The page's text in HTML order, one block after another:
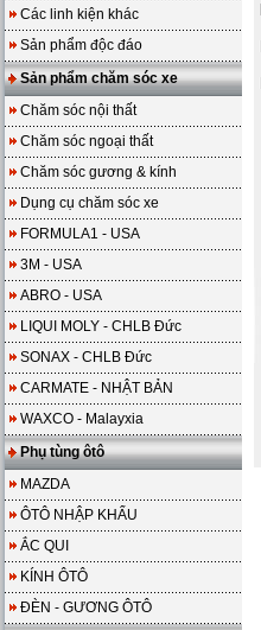
Các linh kiện khác
Sản phẩm độc đáo
Sản phẩm chăm sóc xe
Chăm sóc nội thất
Chăm sóc ngoại thất
Chăm sóc gương & kính
Dụng cụ chăm sóc xe
FORMULA1 - USA
3M - USA
ABRO - USA
LIQUI MOLY - CHLB Đức
SONAX - CHLB Đức
CARMATE - NHẬT BẢN
WAXCO - Malayxia
Phụ tùng ôtô
MAZDA
ÔTÔ NHẬP KHẨU
ẮC QUI
KÍNH ÔTÔ
ĐÈN - GƯƠNG ÔTÔ